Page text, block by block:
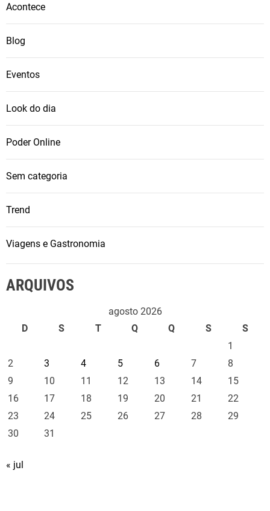
Acontece
Blog
Eventos
Look do dia
Poder Online
Sem categoria
Trend
Viagens e Gastronomia
ARQUIVOS
agosto 2026
D
S T Q Q S
S
1
2
3 4 5 6 7
8
9
10 11 12 13 14
15
16
17 18 19 20 21
22
23
24 25 26 27 28
29
30
31
« jul